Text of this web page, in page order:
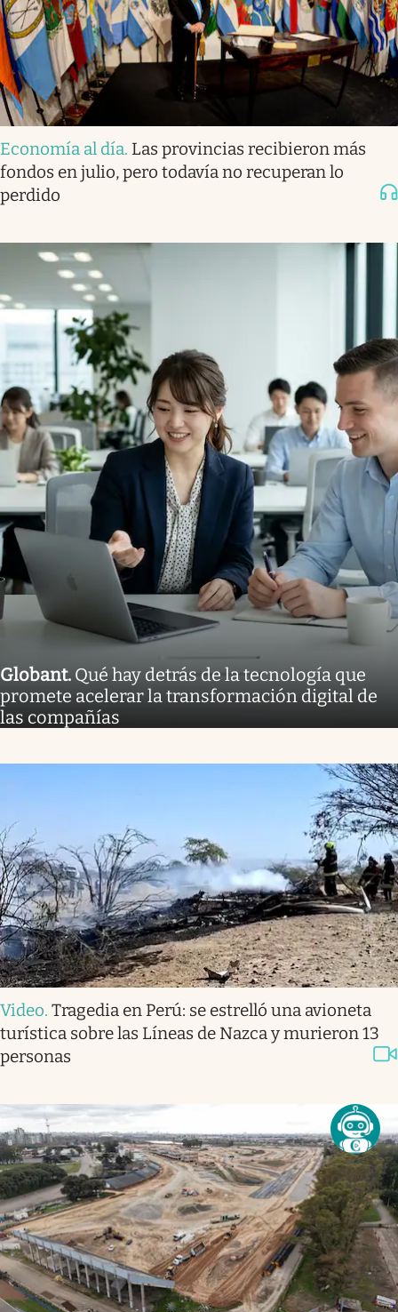
Economía al día. Las provincias recibieron más
fondos en julio, pero todavía no recuperan lo
perdido
Globant. Qué hay detrás de la tecnología que
promete acelerar la transformación digital de
las compañías
Video. Tragedia en Perú: se estrelló una avioneta
turística sobre las Líneas de Nazca y murieron 13
personas